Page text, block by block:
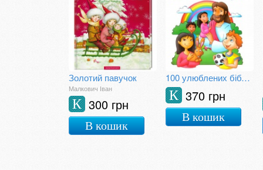
Золотий павучок
Малкович Іван
300 грн
К
В кошик
100 улюблених біблійних історій
370 грн
К
В кошик